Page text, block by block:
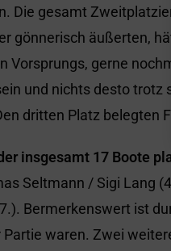
Die gesamt
gönnerisch äußerten,
Vorsprungs, gerne
und nichts desto trotz
dritten Platz belegten
insgesamt 17 Boote
Seltmann / Sigi Lang
Bermerkenswert ist
waren. Zwei